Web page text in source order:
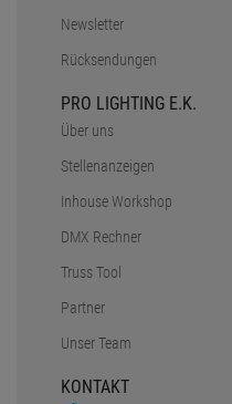
Newsletter
Rücksendungen
PRO LIGHTING E.K.
Über uns
Stellenanzeigen
Inhouse Workshop
DMX Rechner
Truss Tool
Partner
Unser Team
KONTAKT